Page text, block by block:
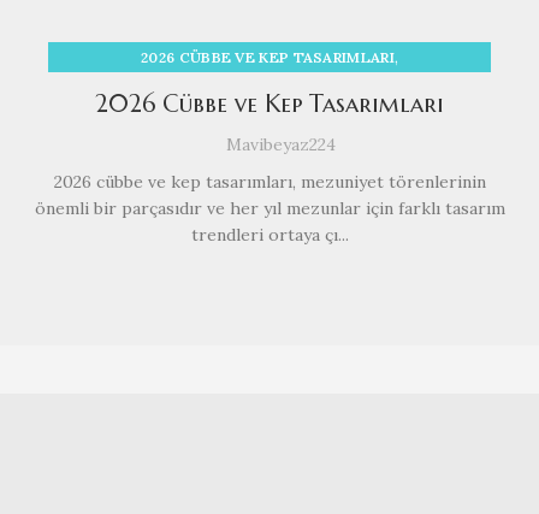
2026 CÜBBE VE KEP TASARIMLARI,
KEP LISE MEZUNIYET CÜBBE VE KEP,
MEZUNIYET CÜBBE VE KEP
MEZUNIYET TÖRENLERINDE KEP ATMA,
MEZUNIYET TÖRENLERINDE, DIPLOMA MERASIMI
ÖĞRENCI KIYAFETLERI
2026 Cübbe ve Kep Tasarımları
Mavibeyaz224
2026 cübbe ve kep tasarımları, mezuniyet törenlerinin
önemli bir parçasıdır ve her yıl mezunlar için farklı tasarım
trendleri ortaya çı...